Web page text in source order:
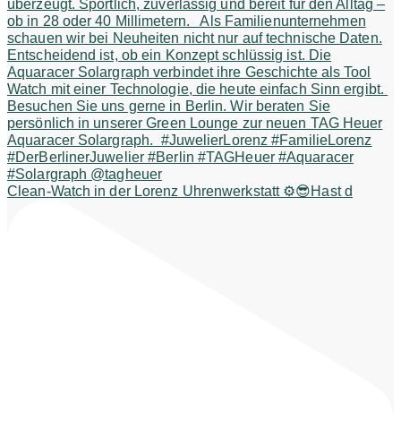
Clean-Watch in der Lorenz Uhrenwerkstatt ⚙️😎Hast d